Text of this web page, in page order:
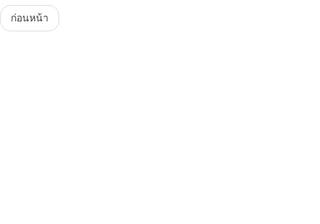
Menu
ก่อนหน้า